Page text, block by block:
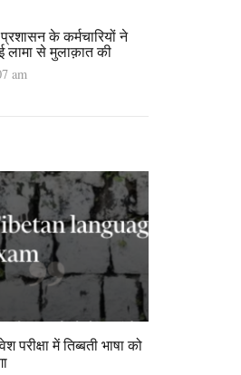
के कर्मचारियों ने
लामा से मुलाक़ात की
am
में तिब्बती भाषा को